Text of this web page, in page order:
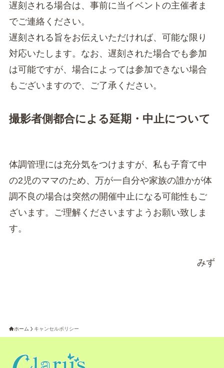
遅刻される場合は、事前に当イベントの主催者ま
でご連絡ください。
遅刻される旨をお伝えいただければ、可能な限り
対応いたします。なお、遅刻された場合でも参加
は可能ですが、場合によっては参加できない場合
もございますので、ご了承ください。
撮影者側都合による延期・中止について
体調管理には充分気をつけますが、私も子育て中
の2児のママのため、万が一自分や家族の誰かが体
調不良の場合は突然の開催中止になる可能性もご
ざいます。ご理解くださいますようお願い致しま
す。
みず
ホーム キャンセルポリシー